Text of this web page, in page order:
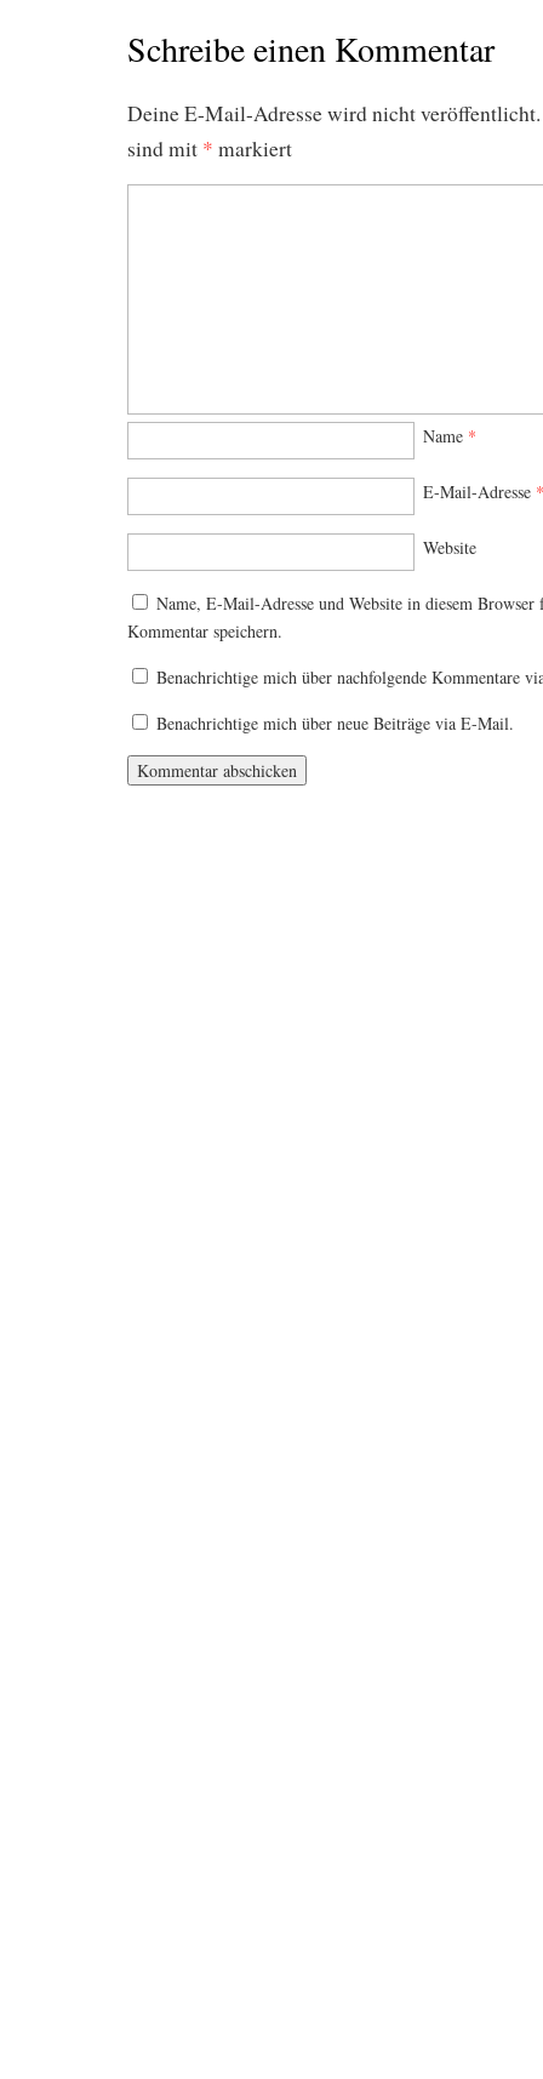
Schreibe einen Kommentar
Deine E-Mail-Adresse wird nicht veröffentlicht.
sind mit * markiert
Name *
E-Mail-Adresse *
Website
Name, E-Mail-Adresse und Website in diesem Browser
Kommentar speichern.
Benachrichtige mich über nachfolgende Kommentare
Benachrichtige mich über neue Beiträge via E-Mail.